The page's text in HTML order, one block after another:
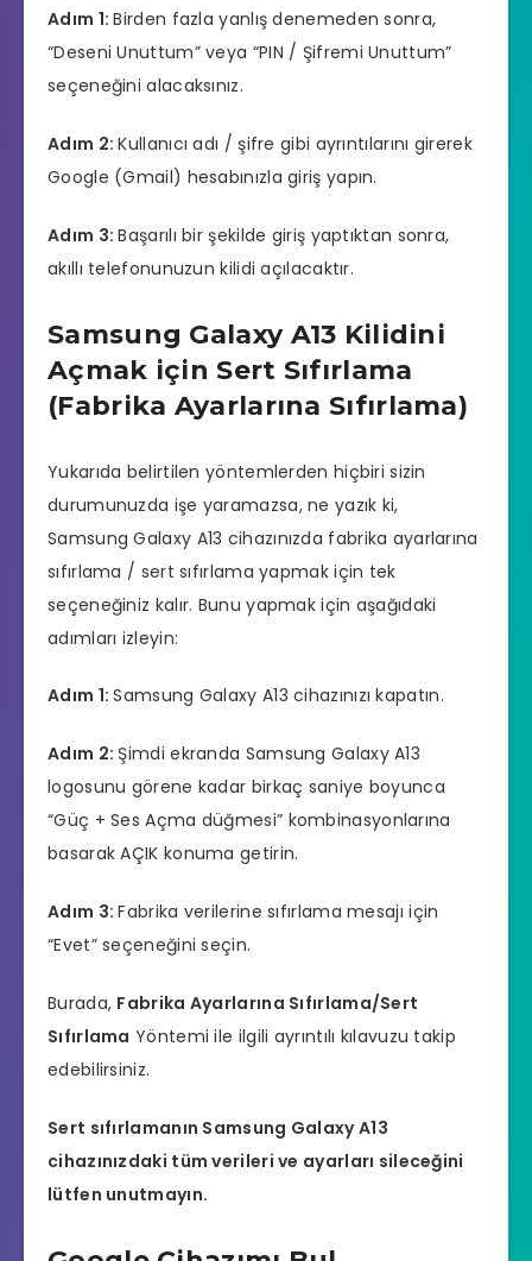
Adım 1:Birden fazla yanlış denemeden sonra,
“Deseni Unuttum” veya “PIN / Şifremi Unuttum”
seçeneğini alacaksınız.
Adım 2:Kullanıcı adı / şifre gibi ayrıntılarını girerek
Google (Gmail) hesabınızla giriş yapın.
Adım 3:Başarılı bir şekilde giriş yaptıktan sonra,
akıllı telefonunuzun kilidi açılacaktır.
Samsung Galaxy A13 Kilidini
Açmak için Sert Sıfırlama
(Fabrika Ayarlarına Sıfırlama)
Yukarıda belirtilen yöntemlerden hiçbiri sizin
durumunuzda işe yaramazsa, ne yazık ki,
Samsung Galaxy A13 cihazınızda fabrika ayarlarına
sıfırlama / sert sıfırlama yapmak için tek
seçeneğiniz kalır. Bunu yapmak için aşağıdaki
adımları izleyin:
Adım 1:Samsung Galaxy A13 cihazınızı kapatın.
Adım 2: Şimdi ekranda Samsung Galaxy A13
logosunu görene kadar birkaç saniye boyunca
“Güç + Ses Açma düğmesi” kombinasyonlarına
basarak AÇIK konuma getirin.
Adım 3:Fabrika verilerine sıfırlama mesajı için
“Evet” seçeneğini seçin.
Burada, Fabrika Ayarlarına Sıfırlama/Sert
Sıfırlama Yöntemi ile ilgili ayrıntılı kılavuzu takip
edebilirsiniz.
Sert sıfırlamanın Samsung Galaxy A13
cihazınızdaki tüm verileri ve ayarları sileceğini
lütfen unutmayın.